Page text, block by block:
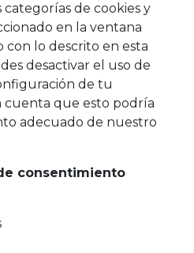
de cookies y
en la ventana
lo descrito en esta
desactivar el uso de
de tu
cuenta que esto podría
adecuado de nuestro
consentimiento